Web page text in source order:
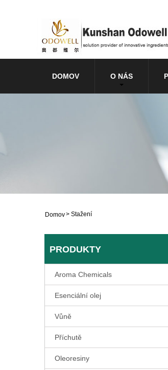
DOMOV O NÁS
Domov> Stažení
PRODUKTY
Aroma Chemicals
Esenciální olej
Vůně
Příchutě
Oleoresiny